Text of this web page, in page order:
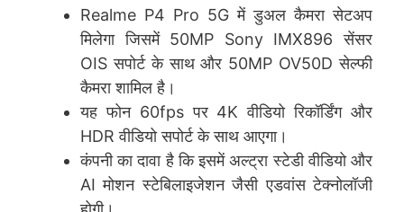
Realme P4 Pro 5G में डुअल कैमरा सेटअप
मिलेगा जिसमें 50MP Sony IMX896 सेंसर
OIS सपोर्ट के साथ और 50MP OV50D सेल्फी
कैमरा शामिल है।
यह फोन 60fps पर 4K वीडियो रिकॉर्डिंग और
HDR वीडियो सपोर्ट के साथ आएगा।
कंपनी का दावा है कि इसमें अल्ट्रा स्टेडी वीडियो और
AI मोशन स्टेबिलाइजेशन जैसी एडवांस टेक्नोलॉजी